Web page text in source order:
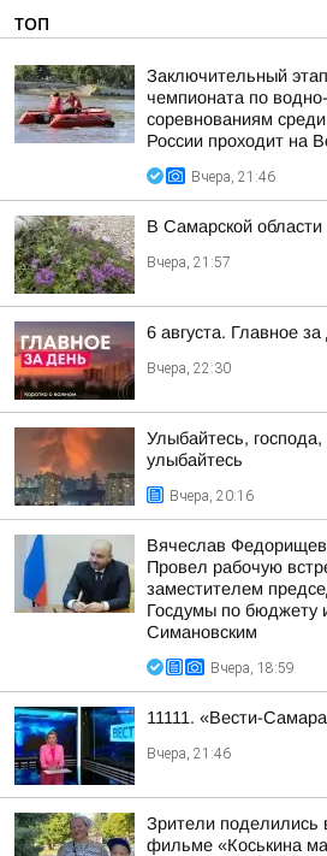
ТОП
Заключительный
чемпионата по
соревнованиям
России проходит на
Вчера, 21:46
В Самарской
Вчера, 21:57
6 августа. Главное за
Вчера, 22:30
Улыбайтесь,
улыбайтесь
Вчера, 20:16
Вячеслав
Провел рабочую
заместителем
Госдумы по бюджету
Симановским
Вчера, 18:59
11111. «Вести-
Вчера, 21:46
Зрители поделились
фильме «Коськина